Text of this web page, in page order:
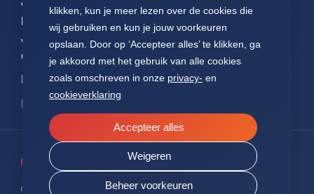
klikken, kun je meer lezen over de cookies die
wij gebruiken en kun je jouw voorkeuren
opslaan. Door op ‘Accepteer alles’ te klikken, ga
je akkoord met het gebruik van alle cookies
zoals omschreven in onze privacy- en
cookieverklaring
Beheer voorkeuren
Weigeren
Accepteer alles
Voor
pathologen
Voor
onderzoekers
NEN7510
ISO27001
FAQ
Nieuws
Jaarverslagen
Statuten Palga
© 2026 PALGA. ALLE RECHTEN VOORBEHOUDEN